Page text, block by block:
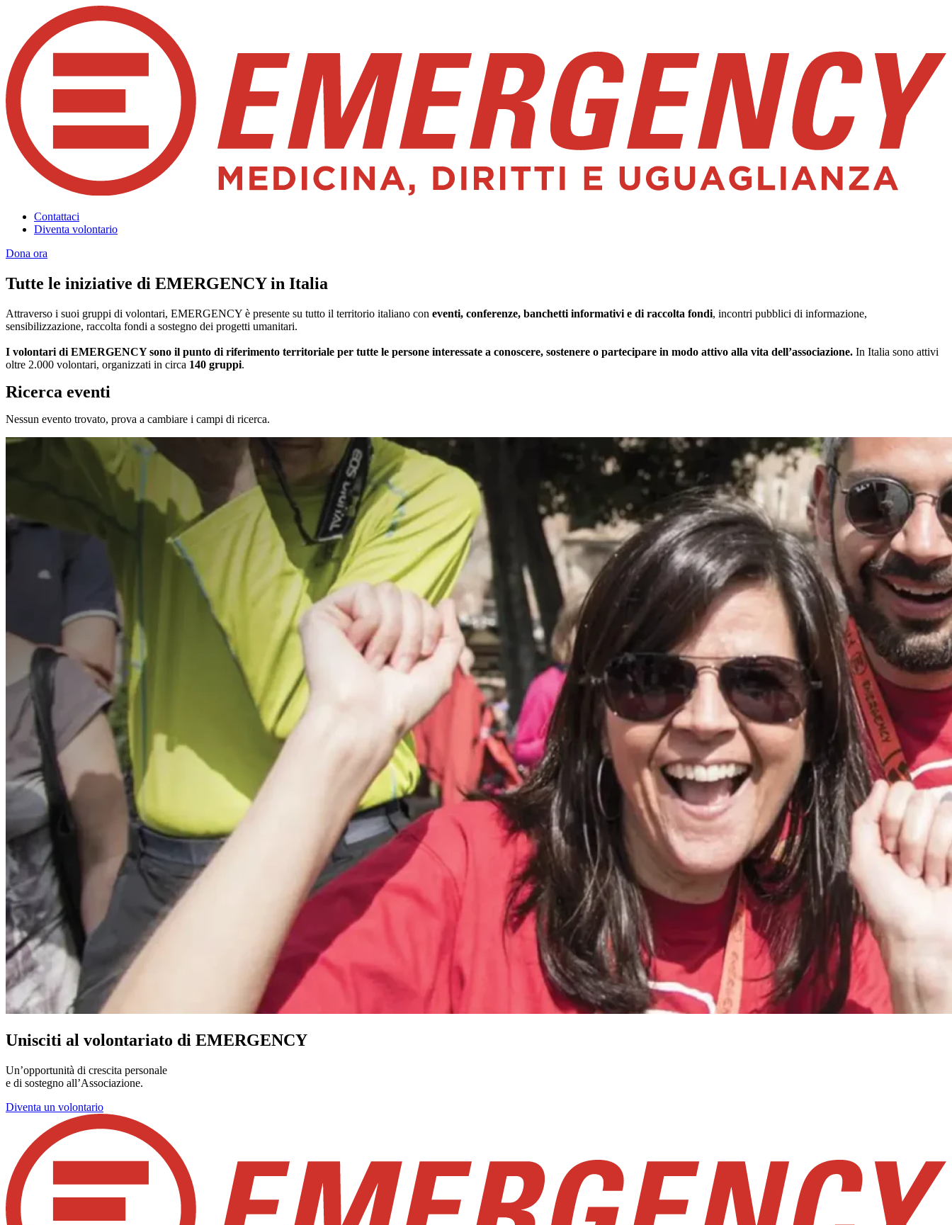
Contattaci
Diventa volontario
Dona ora
Tutte le iniziative di EMERGENCY in Italia
Attraverso i suoi gruppi di volontari, EMERGENCY è presente su tutto il territorio italiano con eventi, conferenze, banchetti informativi e di raccolta fondi, incontri pubblici di informazione,
sensibilizzazione, raccolta fondi a sostegno dei progetti umanitari.
I volontari di EMERGENCY sono il punto di riferimento territoriale per tutte le persone interessate a conoscere, sostenere o partecipare in modo attivo alla vita dell’associazione. In Italia sono attivi
oltre 2.000 volontari, organizzati in circa 140 gruppi.
Ricerca eventi
Nessun evento trovato, prova a cambiare i campi di ricerca.
Unisciti al volontariato di EMERGENCY
Un’opportunità di crescita personale
e di sostegno all’Associazione.
Diventa un volontario